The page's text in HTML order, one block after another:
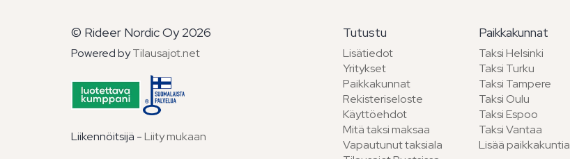
© Rideer Nordic Oy 2026
Powered byTilausajot.net
Liikennöitsijä -Liity mukaan
Tutustu
Lisätiedot
Yritykset
Paikkakunnat
Rekisteriseloste
Käyttöehdot
Mitä taksi maksaa
Vapautunut taksiala
Paikkakunnat
Taksi Helsinki
Taksi Turku
Taksi Tampere
Taksi Oulu
Taksi Espoo
Taksi Vantaa
Lisää paikkakuntia